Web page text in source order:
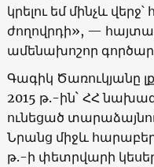
կրելու եմ մինչև
ժողովրդի», —
ամենախոշոր
Գագիկ Ծառուկյանը
2015 թ.-ին` ՀՀ
ունեցած
Նրանց միջև
թ.-ի փետրվարի